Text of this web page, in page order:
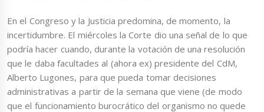
En el Congreso y la Justicia predomina, de momento, la
incertidumbre. El miércoles la Corte dio una señal de lo que
podría hacer cuando, durante la votación de una resolución
que le daba facultades al (ahora ex) presidente del CdM,
Alberto Lugones, para que pueda tomar decisiones
administrativas a partir de la semana que viene (de modo
que el funcionamiento burocrático del organismo no quede